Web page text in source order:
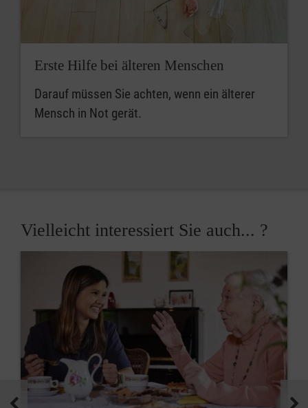
Erste Hilfe bei älteren Menschen
Darauf müssen Sie achten, wenn ein älterer
Mensch in Not gerät.
Vielleicht interessiert Sie auch... ?